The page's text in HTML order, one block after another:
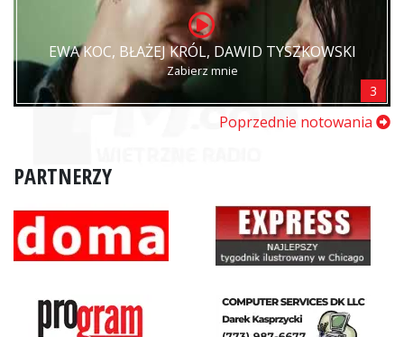
EWA KOC, BŁAŻEJ KRÓL, DAWID TYSZKOWSKI
Zabierz mnie
3
Poprzednie notowania
PARTNERZY